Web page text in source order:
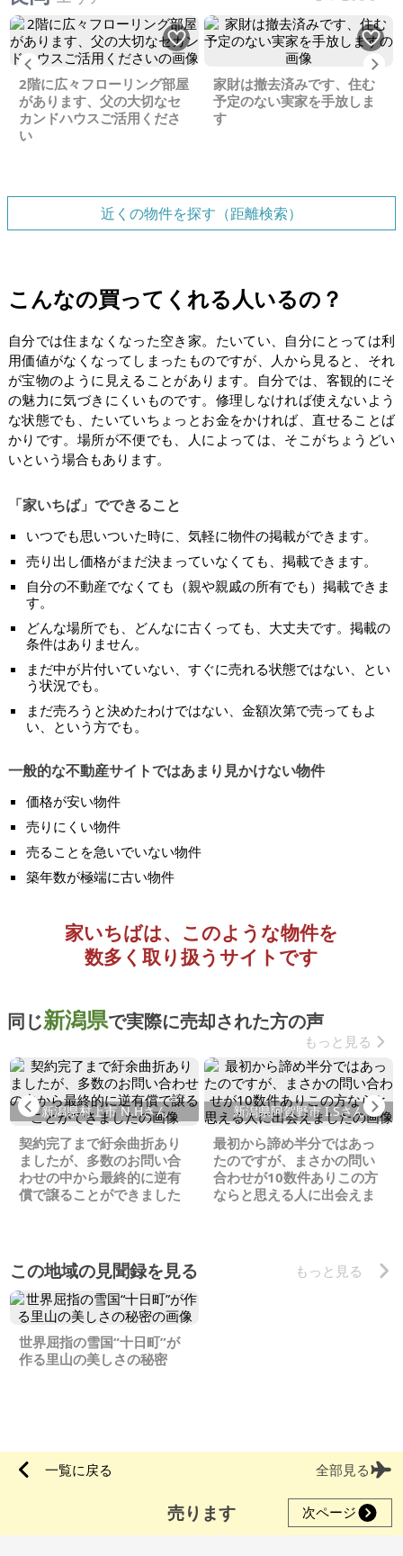
Previous
2階に広々フローリング部屋
があります、父の大切なセ
カンドハウスご活用くださ
い
家財は撤去済みです、住む
予定のない実家を手放しま
す
近くの物件を探す（距離検索）
こんなの買ってくれる人いるの？
自分では住まなくなった空き家。たいてい、自分にとっては利
用価値がなくなってしまったものですが、人から見ると、それ
が宝物のように見えることがあります。自分では、客観的にそ
の魅力に気づきにくいものです。修理しなければ使えないよう
な状態でも、たいていちょっとお金をかければ、直せることば
かりです。場所が不便でも、人によっては、そこがちょうどい
いという場合もあります。
「家いちば」でできること
いつでも思いついた時に、気軽に物件の掲載ができます。
売り出し価格がまだ決まっていなくても、掲載できます。
自分の不動産でなくても（親や親戚の所有でも）掲載できま
す。
どんな場所でも、どんなに古くっても、大丈夫です。掲載の
条件はありません。
まだ中が片付いていない、すぐに売れる状態ではない、とい
う状況でも。
まだ売ろうと決めたわけではない、金額次第で売ってもよ
い、という方でも。
一般的な不動産サイトではあまり見かけない物件
価格が安い物件
売りにくい物件
売ることを急いでいない物件
築年数が極端に古い物件
家いちばは、このような物件を
数多く取り扱うサイトです
同じ新潟県で実際に売却された方の声
もっと見る
Previous
新潟県村上市 N.Hさん
契約完了まで紆余曲折あり
ましたが、多数のお問い合
わせの中から最終的に逆有
償で譲ることができました
新潟県阿賀野市 I.Sさん
最初から諦め半分ではあっ
たのですが、まさかの問い
合わせが10数件ありこの方
ならと思える人に出会えま
この地域の見聞録を見る もっと見る
世界屈指の雪国“十日町”が
作る里山の美しさの秘密
一覧に戻る 全部見る
売ります 次ページ